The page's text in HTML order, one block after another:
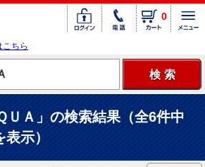
0
ちら
ＵＡ」の検索結果（全6件中
示）